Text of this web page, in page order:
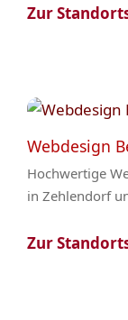
Zur
Webdesign
Hochwertige
in Zehlendorf
Zur